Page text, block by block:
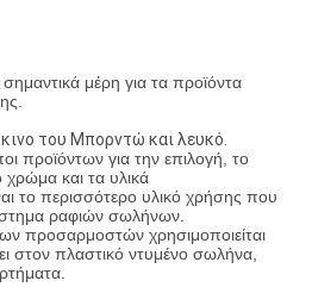
μέρη για τα προϊόντα
του Μπορντώ και λευκό.
προϊόντων για την επιλογή, το
χρώμα και τα υλικά
το περισσότερο υλικό χρήσης που
ραφιών σωλήνων.
προσαρμοστών χρησιμοποιείται
στον πλαστικό ντυμένο σωλήνα,